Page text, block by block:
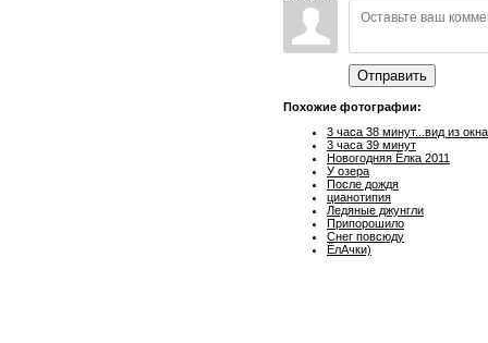
Отправить
Похожие фотографии:
3 часа 38 минут...вид из окна
3 часа 39 минут
Новогодняя Ёлка 2011
У озера
После дождя
цианотипия
Ледяные джунгли
Припорошило
Снег повсюду
ЁлАчки)